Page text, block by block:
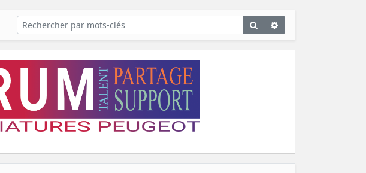
Rechercher
avancée